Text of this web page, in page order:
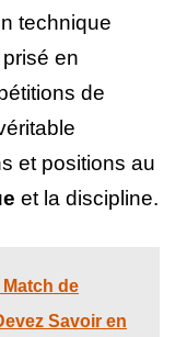
technique
en
de
et positions au
et la discipline.
Match de
Savoir en